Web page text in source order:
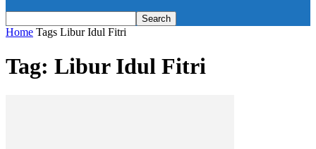
Home Tags Libur Idul Fitri
Tag: Libur Idul Fitri